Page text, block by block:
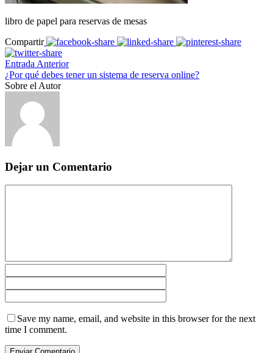
libro de papel para reservas de mesas
Compartir
Entrada Anterior
¿Por qué debes tener un sistema de reserva online?
Sobre el Autor
Dejar un Comentario
Save my name, email, and website in this browser for the next
time I comment.